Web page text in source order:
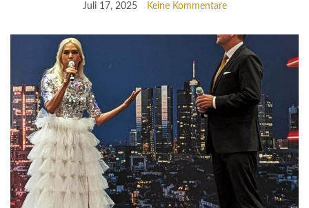
Juli 17, 2025 Keine Kommentare